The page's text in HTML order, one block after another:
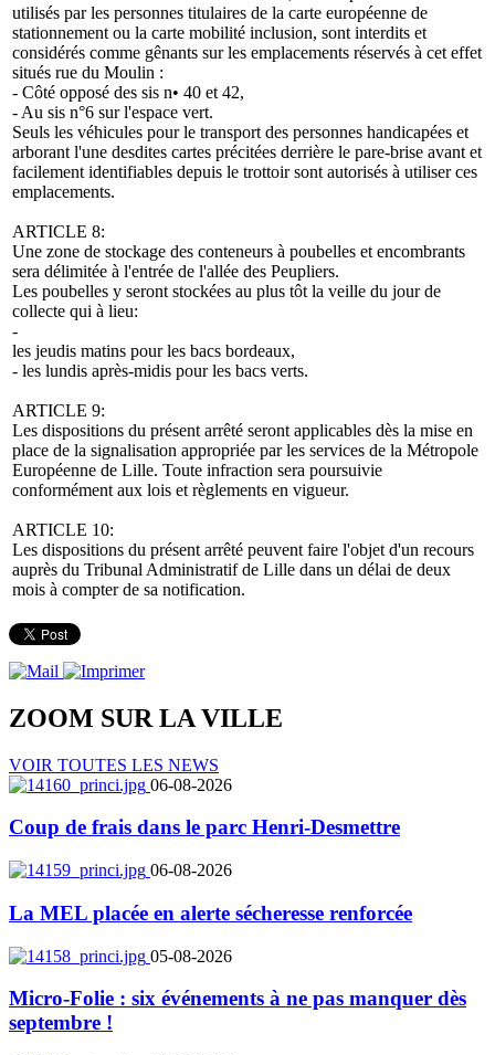
utilisés par les personnes titulaires de la carte européenne de
stationnement ou la carte mobilité inclusion, sont interdits et
considérés comme gênants sur les emplacements réservés à cet effet
situés rue du Moulin :
- Côté opposé des sis n• 40 et 42,
- Au sis n°6 sur l'espace vert.
Seuls les véhicules pour le transport des personnes handicapées et
arborant l'une desdites cartes précitées derrière le pare-brise avant et
facilement identifiables depuis le trottoir sont autorisés à utiliser ces
emplacements.
ARTICLE 8:
Une zone de stockage des conteneurs à poubelles et encombrants
sera délimitée à l'entrée de l'allée des Peupliers.
Les poubelles y seront stockées au plus tôt la veille du jour de
collecte qui à lieu:
-
les jeudis matins pour les bacs bordeaux,
- les lundis après-midis pour les bacs verts.
ARTICLE 9:
Les dispositions du présent arrêté seront applicables dès la mise en
place de la signalisation appropriée par les services de la Métropole
Européenne de Lille. Toute infraction sera poursuivie
conformément aux lois et règlements en vigueur.
ARTICLE 10:
Les dispositions du présent arrêté peuvent faire l'objet d'un recours
auprès du Tribunal Administratif de Lille dans un délai de deux
mois à compter de sa notification.
ZOOM SUR LA VILLE
VOIR TOUTES LES NEWS
06-08-2026
Coup de frais dans le parc Henri-Desmettre
06-08-2026
La MEL placée en alerte sécheresse renforcée
05-08-2026
Micro-Folie : six événements à ne pas manquer dès
septembre !